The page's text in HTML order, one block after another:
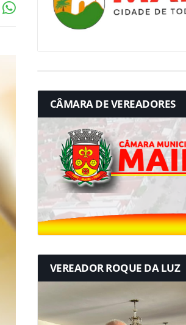
CÂMARA DE VEREADORES
VEREADOR ROQUE DA LUZ